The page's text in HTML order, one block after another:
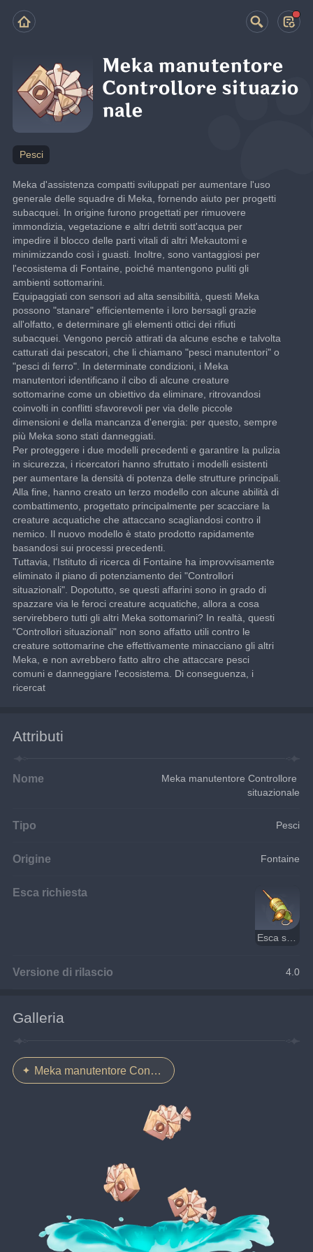
Meka manutentore
Controllore situazio
nale
Pesci
Meka d'assistenza compatti sviluppati per aumentare l'uso
generale delle squadre di Meka, fornendo aiuto per progetti
subacquei. In origine furono progettati per rimuovere
immondizia, vegetazione e altri detriti sott'acqua per
impedire il blocco delle parti vitali di altri Mekautomi e
minimizzando così i guasti. Inoltre, sono vantaggiosi per
l'ecosistema di Fontaine, poiché mantengono puliti gli
ambienti sottomarini.
Equipaggiati con sensori ad alta sensibilità, questi Meka
possono "stanare" efficientemente i loro bersagli grazie
all'olfatto, e determinare gli elementi ottici dei rifiuti
subacquei. Vengono perciò attirati da alcune esche e talvolta
catturati dai pescatori, che li chiamano "pesci manutentori" o
"pesci di ferro". In determinate condizioni, i Meka
manutentori identificano il cibo di alcune creature
sottomarine come un obiettivo da eliminare, ritrovandosi
coinvolti in conflitti sfavorevoli per via delle piccole
dimensioni e della mancanza d'energia: per questo, sempre
più Meka sono stati danneggiati.
Per proteggere i due modelli precedenti e garantire la pulizia
in sicurezza, i ricercatori hanno sfruttato i modelli esistenti
per aumentare la densità di potenza delle strutture principali.
Alla fine, hanno creato un terzo modello con alcune abilità di
combattimento, progettato principalmente per scacciare la
creature acquatiche che attaccano scagliandosi contro il
nemico. Il nuovo modello è stato prodotto rapidamente
basandosi sui processi precedenti.
Tuttavia, l'Istituto di ricerca di Fontaine ha improvvisamente
eliminato il piano di potenziamento dei "Controllori
situazionali". Dopotutto, se questi affarini sono in grado di
spazzare via le feroci creature acquatiche, allora a cosa
servirebbero tutti gli altri Meka sottomarini? In realtà, questi
"Controllori situazionali" non sono affatto utili contro le
creature sottomarine che effettivamente minacciano gli altri
Meka, e non avrebbero fatto altro che attaccare pesci
comuni e danneggiare l'ecosistema. Di conseguenza, i
ricercat
Attributi
Nome
Meka manutentore Controllore
situazionale
Tipo Pesci
Origine Fontaine
Esca richiesta
Versione di rilascio 4.0
Galleria
Meka manutentore Controllore situazionale